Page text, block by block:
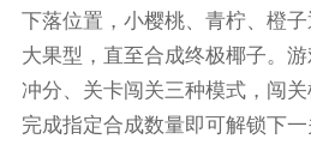
下落位置，小樱桃、青柠、橙
大果型，直至合成终极椰子。
冲分、关卡闯关三种模式，闯关
完成指定合成数量即可解锁下